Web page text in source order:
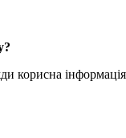
корисна